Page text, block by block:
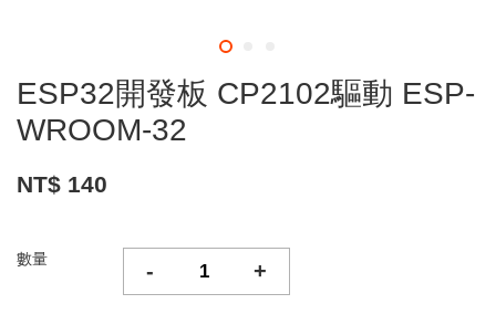
ESP32開發板 CP2102驅動 ESP-
WROOM-32
NT$ 140
數量 - +